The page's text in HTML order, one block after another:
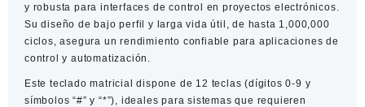
cantidad
y robusta para interfaces de control en proyectos electrónicos.
Su diseño de bajo perfil y larga vida útil, de hasta 1,000,000
ciclos, asegura un rendimiento confiable para aplicaciones de
control y automatización.
Este teclado matricial dispone de 12 teclas (dígitos 0-9 y
símbolos “#” y “*”), ideales para sistemas que requieren